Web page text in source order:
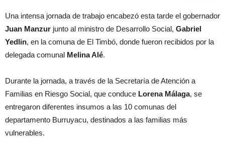
Una intensa jornada de trabajo encabezó esta tarde el gobernador
Juan Manzur junto al ministro de Desarrollo Social, Gabriel
Yedlin, en la comuna de El Timbó, donde fueron recibidos por la
delegada comunal Melina Alé.
Durante la jornada, a través de la Secretaría de Atención a
Familias en Riesgo Social, que conduce Lorena Málaga, se
entregaron diferentes insumos a las 10 comunas del
departamento Burruyacu, destinados a las familias más
vulnerables.